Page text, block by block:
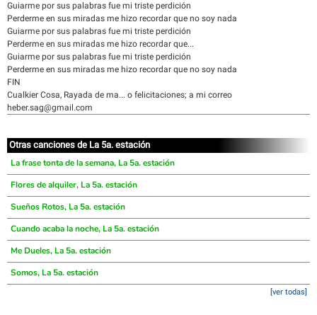
Guiarme por sus palabras fue mi triste perdición
Perderme en sus miradas me hizo recordar que no soy nada
Guiarme por sus palabras fue mi triste perdición
Perderme en sus miradas me hizo recordar que...
Guiarme por sus palabras fue mi triste perdición
Perderme en sus miradas me hizo recordar que no soy nada
FIN
Cualkier Cosa, Rayada de ma... o felicitaciones; a mi correo
heber.sag@gmail.com
Otras canciones de La 5a. estación
La frase tonta de la semana, La 5a. estación
Flores de alquiler, La 5a. estación
Sueños Rotos, La 5a. estación
Cuando acaba la noche, La 5a. estación
Me Dueles, La 5a. estación
Somos, La 5a. estación
[ver todas]